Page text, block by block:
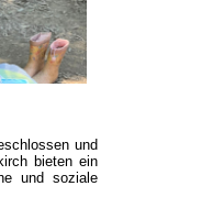
und
bieten ein
und soziale